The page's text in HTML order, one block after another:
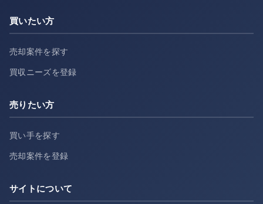
買いたい方
売却案件を探す
買収ニーズを登録
売りたい方
買い手を探す
売却案件を登録
サイトについて